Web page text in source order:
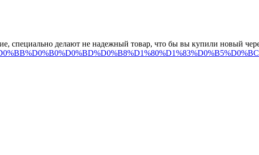
специально делают не надежный товар, что бы вы купили новый